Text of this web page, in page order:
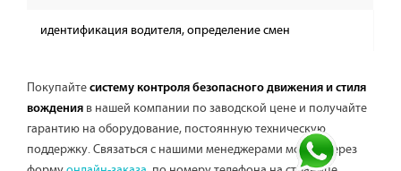
идентификация водителя, определение смен
Покупайте систему контроля безопасного движения и стиля
вождения в нашей компании по заводской цене и получайте
гарантию на оборудование, постоянную техническую
поддержку. Связаться с нашими менеджерами можно через